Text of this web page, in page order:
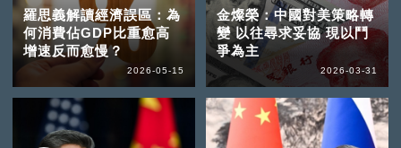
羅思義解讀經濟誤區：為
何消費佔GDP比重愈高
增速反而愈慢？
2026-05-15
金燦榮：中國對美策略轉
變 以往尋求妥協 現以鬥
爭為主
2026-03-31